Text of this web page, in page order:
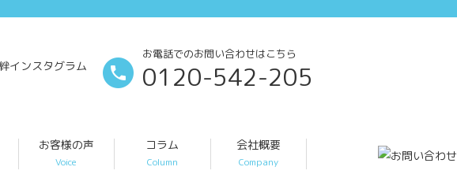
お電話でのお問い合わせはこちら
0120-542-205
お客様の声
Voice
コラム
Column
会社概要
Company